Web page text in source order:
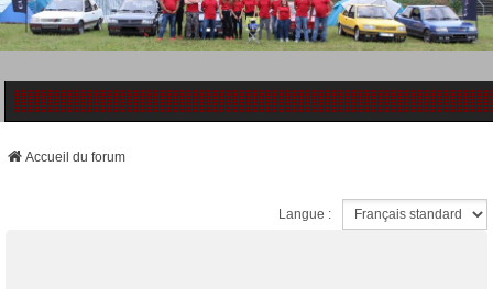
Accueil du forum
Langue :